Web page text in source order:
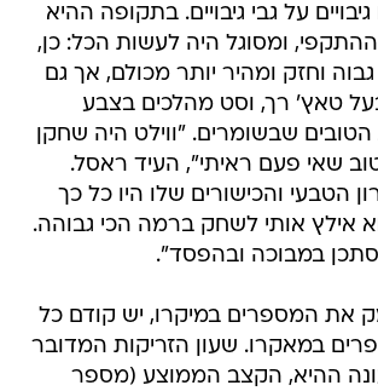
גיבויים על גבי גיבויים. בתקופה ההיא
ההתקפי, ומסוגל היה לעשות הכל: כן,
וחזק ומהיר יותר מכולם, אך גם
טאץ' רך, וסט מהלכים בצבע
שבשומרים. "ווילט היה שחקן
שאי פעם ראיתי", העיד ראסל.
הטבעי והכישורים שלו היו כל כך
אילץ אותי לשחק ברמה הכי גבוהה.
במבוכה ובהפסד".
את המספרים במיקרו, יש קודם כל
במאקרו. שעון הזריקות המדובר
ההיא, הקצב הממוצע (מספר